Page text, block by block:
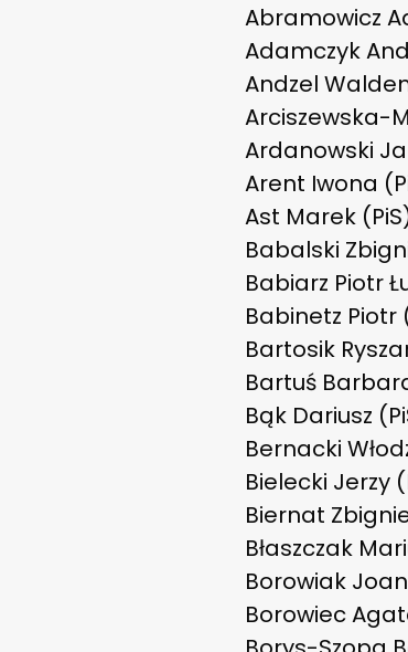
Abramowicz
Adamczyk
Andzel
Arciszewska-
Ardanowski
Arent Iwona
Ast Marek
Babalski
Babiarz Piotr
Babinetz Piotr
Bartosik
Bartuś
Bąk Dariusz
Bernacki
Bielecki Jerzy
Biernat
Błaszczak
Borowiak
Borowiec